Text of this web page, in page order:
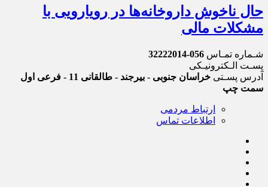
حال ناخوش داروخانه‌ها در رویارویی با
مشکلات مالی
شـماره تمـاس 056-32222014
پسـت الـکترونیـکی
آدرس پسـتی
خراسان جنوبی - بیرجند - طالقانی 11 - فرعی اول
سمت چپ
ارتباط مردمی
اطلاعات تماس